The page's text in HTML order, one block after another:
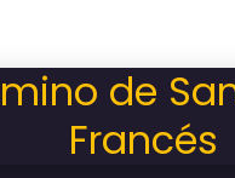
de
Francés